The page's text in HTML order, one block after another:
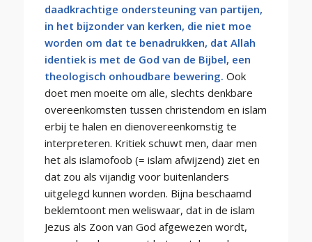
daadkrachtige ondersteuning van partijen,
in het bijzonder van kerken, die niet moe
worden om dat te benadrukken, dat Allah
identiek is met de God van de Bijbel, een
theologisch onhoudbare bewering. Ook
doet men moeite om alle, slechts denkbare
overeenkomsten tussen christendom en islam
erbij te halen en dienovereenkomstig te
interpreteren. Kritiek schuwt men, daar men
het als islamofoob (= islam afwijzend) ziet en
dat zou als vijandig voor buitenlanders
uitgelegd kunnen worden. Bijna beschaamd
beklemtoont men weliswaar, dat in de islam
Jezus als Zoon van God afgewezen wordt,